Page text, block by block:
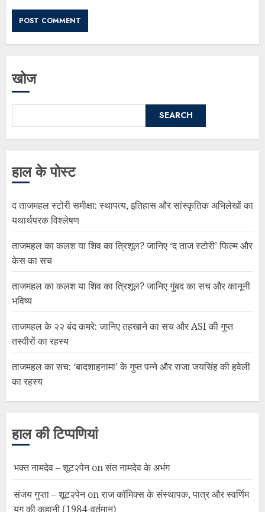
खोज
SEARCH
हाल के पोस्ट
द ताजमहल स्टोरी समीक्षा: स्थापत्य, इतिहास और सांस्कृतिक अभिलेखों का
यथार्थपरक विश्लेषण
ताजमहल का कलश या शिव का त्रिशूल? जानिए ‘द ताज स्टोरी’ फिल्म और
केस का सच
ताजमहल का कलश या शिव का त्रिशूल? जानिए गुंबद का सच और कानूनी
भविष्य
ताजमहल के २२ बंद कमरे: जानिए तहखाने का सच और ASI की गुप्त
तस्वीरों का रहस्य
ताजमहल का सच: ‘बादशाहनामा’ के गुप्त पन्ने और राजा जयसिंह की हवेली
का रहस्य
हाल की टिप्पणियां
भक्त नामदेव – शूट२पेनonसंत नामदेव के अभंग
संजय गुप्ता – शूट२पेनonराज कॉमिक्स के संस्थापक, पात्र और स्वर्णिम
युग की कहानी (1984-वर्तमान)